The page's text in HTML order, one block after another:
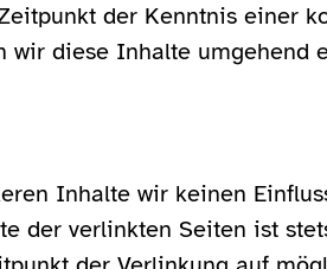
der Kenntnis einer
wir diese Inhalte umgehend
Inhalte wir keinen
der verlinkten Seiten ist